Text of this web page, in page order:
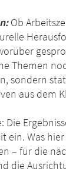
Ob
Themen
sondern
aus dem
Die
ein. Was
– für die
die